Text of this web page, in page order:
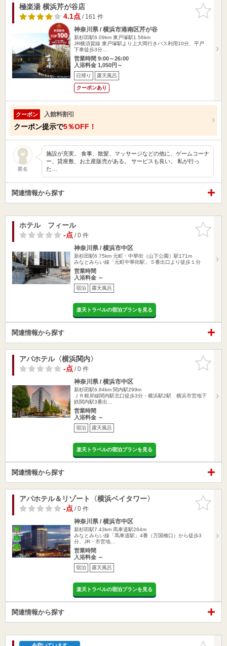
お気に入
りに追加
極楽湯 横浜芹が谷店
4.1点/ 161 件
神奈川県 / 横浜市港南区芹が谷
新杉田駅6.09km 東戸塚駅1.56km
JR横須賀線 東戸塚駅より上大岡行きバス利用10分、平戸
下車徒歩3分…
営業時間 9:00～26:00
入浴料金 1,050円～
日帰り 露天風呂
クーポンあり
クーポン 入館料割引
クーポン提示で5％OFF！
匿名
施設が充実。 食事、散髪、マッサージなどの他に、ゲームコーナ
ー、貸座敷、お土産販売がある。 サービスも良い。 私が行っ
た…
関連情報から探す
お気に入
りに追加
ホテル フィール
-点/ 0 件
神奈川県 / 横浜市中区
新杉田駅6.75km 元町・中華街（山下公園）駅171m
みなとみらい線「元町中華街駅」５番出口より徒歩１分
営業時間
入浴料金 ～
宿泊 露天風呂
楽天トラベルの宿泊プランを見る
関連情報から探す
お気に入
りに追加
アパホテル〈横浜関内〉
-点/ 0 件
神奈川県 / 横浜市中区
新杉田駅6.84km 関内駅299m
ＪＲ根岸線関内駅北口徒歩3分・横浜駅2駅 横浜市営地下
鉄関内駅3番出…
営業時間
入浴料金 ～
宿泊 露天風呂
楽天トラベルの宿泊プランを見る
関連情報から探す
お気に入
りに追加
アパホテル＆リゾート〈横浜ベイタワー〉
-点/ 0 件
神奈川県 / 横浜市中区
新杉田駅7.43km 馬車道駅264m
みなとみらい線「馬車道駅」4番（万国橋口）から徒歩3
分、JR・市営地…
営業時間
入浴料金 ～
宿泊 露天風呂
楽天トラベルの宿泊プランを見る
関連情報から探す
お気に入